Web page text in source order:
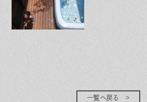
一覧へ戻る